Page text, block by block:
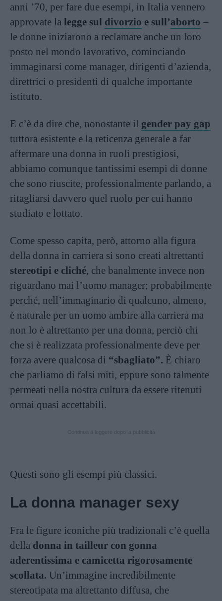
anni ’70, per fare due esempi, in Italia vennero
approvate la legge sul divorzio e sull’aborto –
le donne iniziarono a reclamare anche un loro
posto nel mondo lavorativo, cominciando
immaginarsi come manager, dirigenti d’azienda,
direttrici o presidenti di qualche importante
istituto.
E c’è da dire che, nonostante il gender pay gap
tuttora esistente e la reticenza generale a far
affermare una donna in ruoli prestigiosi,
abbiamo comunque tantissimi esempi di donne
che sono riuscite, professionalmente parlando, a
ritagliarsi davvero quel ruolo per cui hanno
studiato e lottato.
Come spesso capita, però, attorno alla figura
della donna in carriera si sono creati altrettanti
stereotipi e cliché, che banalmente invece non
riguardano mai l’uomo manager; probabilmente
perché, nell’immaginario di qualcuno, almeno,
è naturale per un uomo ambire alla carriera ma
non lo è altrettanto per una donna, perciò chi
che si è realizzata professionalmente deve per
forza avere qualcosa di “sbagliato”. È chiaro
che parliamo di falsi miti, eppure sono talmente
permeati nella nostra cultura da essere ritenuti
ormai quasi accettabili.
Questi sono gli esempi più classici.
La donna manager sexy
Fra le figure iconiche più tradizionali c’è quella
della donna in tailleur con gonna
aderentissima e camicetta rigorosamente
scollata. Un’immagine incredibilmente
stereotipata ma altrettanto diffusa, che